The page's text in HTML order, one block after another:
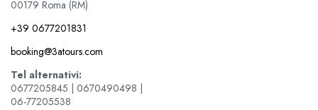
00179 Roma (RM)
+39 0677201831
booking@3atours.com
Tel alternativi:
0677205845 | 0670490498 |
06-77205538